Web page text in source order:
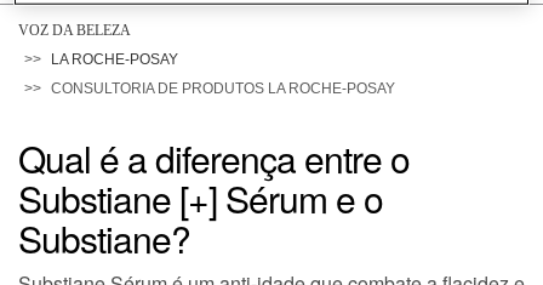
PELE
DESODORANTE
VOZ DA BELEZA
LA ROCHE-POSAY
CONSULTORIA DE PRODUTOS LA ROCHE-POSAY
Qual é a diferença entre o
Substiane [+] Sérum e o
Substiane?